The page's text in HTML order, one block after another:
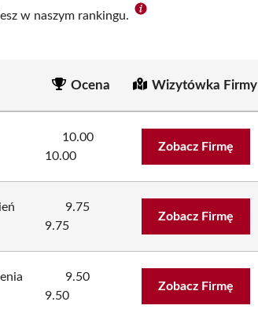
w naszym rankingu.
Ocena Wizytówka Firmy
10.00
10.00
Zobacz Firmę
9.75
9.75
Zobacz Firmę
9.50
9.50
Zobacz Firmę